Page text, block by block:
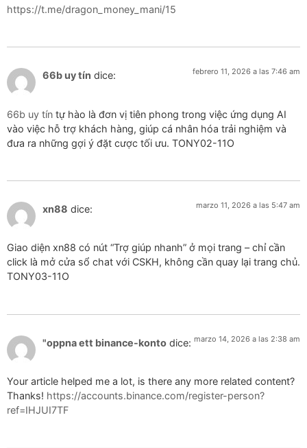
https://t.me/dragon_money_mani/15
66b uy tín dice: febrero 11, 2026 a las 7:46 am
66b uy tín tự hào là đơn vị tiên phong trong việc ứng dụng AI
vào việc hỗ trợ khách hàng, giúp cá nhân hóa trải nghiệm và
đưa ra những gợi ý đặt cược tối ưu. TONY02-11O
xn88 dice: marzo 11, 2026 a las 5:47 am
Giao diện xn88 có nút “Trợ giúp nhanh” ở mọi trang – chỉ cần
click là mở cửa sổ chat với CSKH, không cần quay lại trang chủ.
TONY03-11O
"oppna ett binance-konto dice: marzo 14, 2026 a las 2:38 am
Your article helped me a lot, is there any more related content?
Thanks! https://accounts.binance.com/register-person?
ref=IHJUI7TF